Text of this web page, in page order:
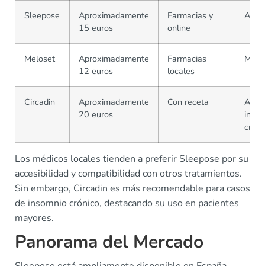
Sleepose
Aproximadamente
15 euros
Farmacias y
online
Alta
Meloset
Aproximadamente
12 euros
Farmacias
locales
Circadin
Aproximadamente
20 euros
Con receta
Alta
Los médicos locales tienden a preferir Sleepose por su
accesibilidad y compatibilidad con otros tratamientos.
Sin embargo, Circadin es más recomendable para casos
de insomnio crónico, destacando su uso en pacientes
mayores.
Panorama del Mercado